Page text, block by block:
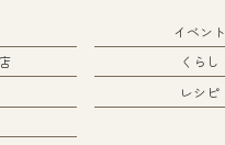
イベント
くらし
レシピ